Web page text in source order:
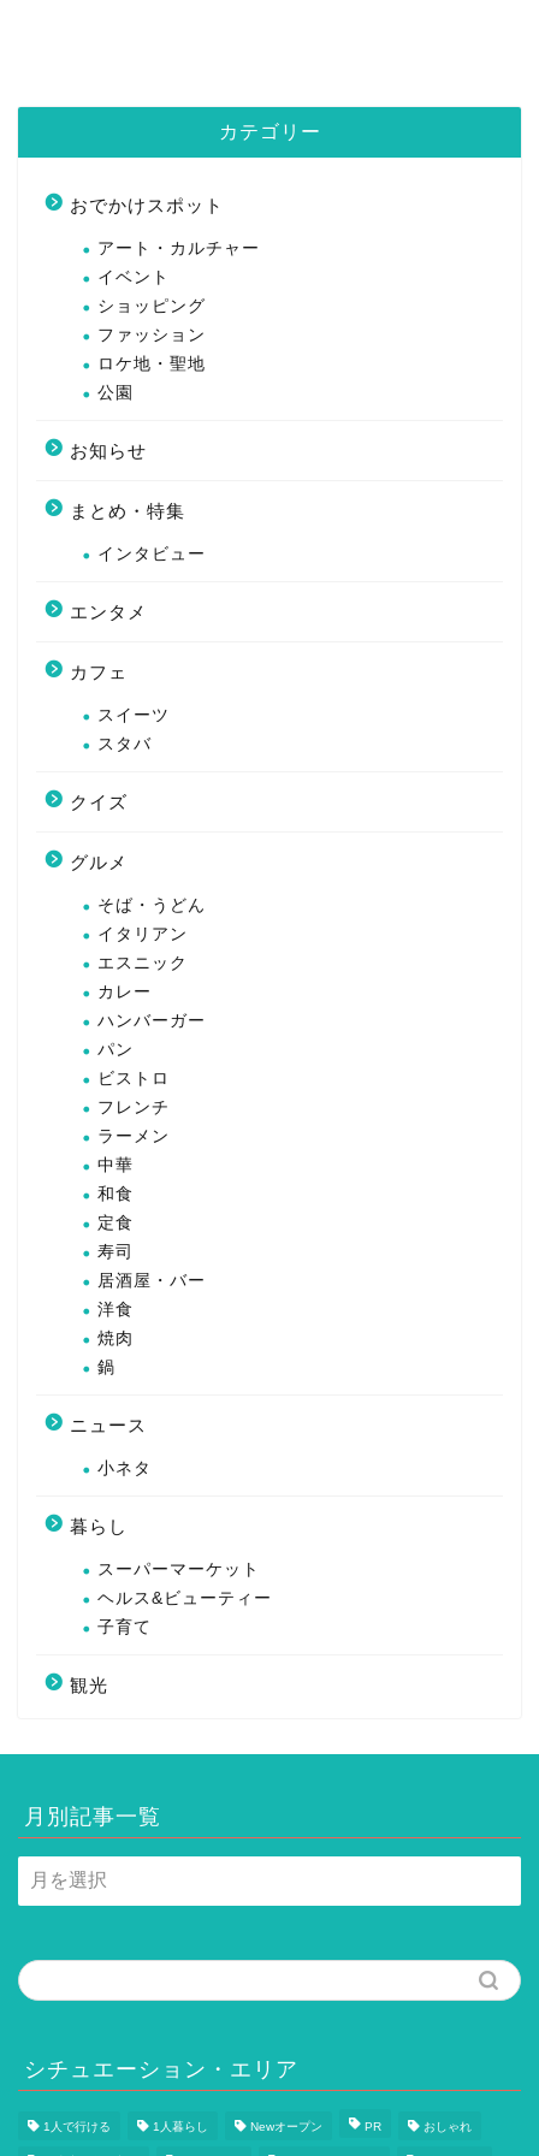
カテゴリー
おでかけスポット
アート・カルチャー
イベント
ショッピング
ファッション
ロケ地・聖地
公園
お知らせ
まとめ・特集
インタビュー
エンタメ
カフェ
スイーツ
スタバ
クイズ
グルメ
そば・うどん
イタリアン
エスニック
カレー
ハンバーガー
パン
ビストロ
フレンチ
ラーメン
中華
和食
定食
寿司
居酒屋・バー
洋食
焼肉
鍋
ニュース
小ネタ
暮らし
スーパーマーケット
ヘルス&ビューティー
子育て
観光
月別記事一覧
月
別
一
覧
シチュエーション・エリア
1人で行ける 1人暮らし Newオープン PR おしゃれ